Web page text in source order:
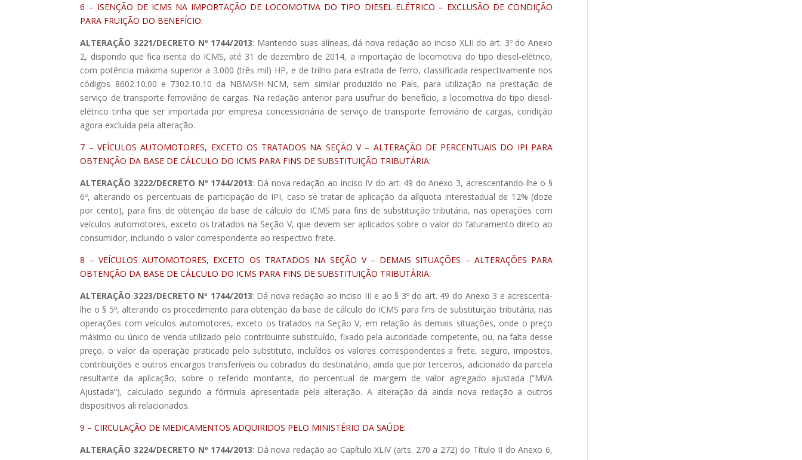
6 – ISENÇÃO DE ICMS NA IMPORTAÇÃO DE LOCOMOTIVA DO TIPO DIESEL-ELÉTRICO – EXCLUSÃO DE CONDIÇÃO
PARA FRUIÇÃO DO BENEFÍCIO:
ALTERAÇÃO 3221/DECRETO Nº 1744/2013: Mantendo suas alíneas, dá nova redação ao inciso XLII do art. 3º do Anexo
2, dispondo que fica isenta do ICMS, até 31 de dezembro de 2014, a importação de locomotiva do tipo diesel-elétrico,
com potência máxima superior a 3.000 (três mil) HP, e de trilho para estrada de ferro, classificada respectivamente nos
códigos 8602.10.00 e 7302.10.10 da NBM/SH-NCM, sem similar produzido no País, para utilização na prestação de
serviço de transporte ferroviário de cargas. Na redação anterior para usufruir do benefício, a locomotiva do tipo diesel-
elétrico tinha que ser importada por empresa concessionária de serviço de transporte ferroviário de cargas, condição
agora excluída pela alteração.
7 – VEÍCULOS AUTOMOTORES, EXCETO OS TRATADOS NA SEÇÃO V – ALTERAÇÃO DE PERCENTUAIS DO IPI PARA
OBTENÇÃO DA BASE DE CÁLCULO DO ICMS PARA FINS DE SUBSTITUIÇÃO TRIBUTÁRIA:
ALTERAÇÃO 3222/DECRETO Nº 1744/2013: Dá nova redação ao inciso IV do art. 49 do Anexo 3, acrescentando-lhe o §
6º, alterando os percentuais de participação do IPI, caso se tratar de aplicação da alíquota interestadual de 12% (doze
por cento), para fins de obtenção da base de cálculo do ICMS para fins de substituição tributária, nas operações com
veículos automotores, exceto os tratados na Seção V, que devem ser aplicados sobre o valor do faturamento direto ao
consumidor, incluindo o valor correspondente ao respectivo frete.
8 – VEÍCULOS AUTOMOTORES, EXCETO OS TRATADOS NA SEÇÃO V – DEMAIS SITUAÇÕES – ALTERAÇÕES PARA
OBTENÇÃO DA BASE DE CÁLCULO DO ICMS PARA FINS DE SUBSTITUIÇÃO TRIBUTÁRIA:
ALTERAÇÃO 3223/DECRETO Nº 1744/2013: Dá nova redação ao inciso III e ao § 3º do art. 49 do Anexo 3 e acrescenta-
lhe o § 5º, alterando os procedimento para obtenção da base de cálculo do ICMS para fins de substituição tributária, nas
operações com veículos automotores, exceto os tratados na Seção V, em relação às demais situações, onde o preço
máximo ou único de venda utilizado pelo contribuinte substituído, fixado pela autoridade competente, ou, na falta desse
preço, o valor da operação praticado pelo substituto, incluídos os valores correspondentes a frete, seguro, impostos,
contribuições e outros encargos transferíveis ou cobrados do destinatário, ainda que por terceiros, adicionado da parcela
resultante da aplicação, sobre o referido montante, do percentual de margem de valor agregado ajustada (“MVA
Ajustada”), calculado segundo a fórmula apresentada pela alteração. A alteração dá ainda nova redação a outros
dispositivos ali relacionados.
9 – CIRCULAÇÃO DE MEDICAMENTOS ADQUIRIDOS PELO MINISTÉRIO DA SAÚDE:
ALTERAÇÃO 3224/DECRETO Nº 1744/2013: Dá nova redação ao Capítulo XLIV (arts. 270 a 272) do Título II do Anexo 6,